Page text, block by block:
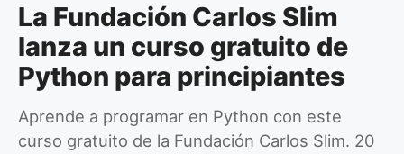
La Fundación Carlos Slim
lanza un curso gratuito de
Python para principiantes
Aprende a programar en Python con este
curso gratuito de la Fundación Carlos Slim. 20